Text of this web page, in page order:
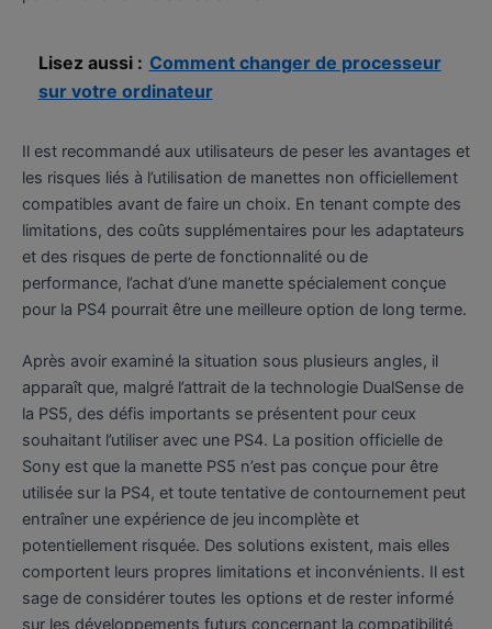
Lisez aussi : Comment changer de processeur
sur votre ordinateur
Il est recommandé aux utilisateurs de peser les avantages et
les risques liés à l’utilisation de manettes non officiellement
compatibles avant de faire un choix. En tenant compte des
limitations, des coûts supplémentaires pour les adaptateurs
et des risques de perte de fonctionnalité ou de
performance, l’achat d’une manette spécialement conçue
pour la PS4 pourrait être une meilleure option de long terme.
Après avoir examiné la situation sous plusieurs angles, il
apparaît que, malgré l’attrait de la technologie DualSense de
la PS5, des défis importants se présentent pour ceux
souhaitant l’utiliser avec une PS4. La position officielle de
Sony est que la manette PS5 n’est pas conçue pour être
utilisée sur la PS4, et toute tentative de contournement peut
entraîner une expérience de jeu incomplète et
potentiellement risquée. Des solutions existent, mais elles
comportent leurs propres limitations et inconvénients. Il est
sage de considérer toutes les options et de rester informé
sur les développements futurs concernant la compatibilité